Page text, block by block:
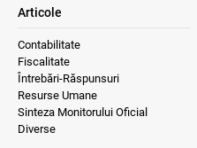
Articole
Contabilitate
Fiscalitate
Întrebări-Răspunsuri
Resurse Umane
Sinteza Monitorului Oficial
Diverse